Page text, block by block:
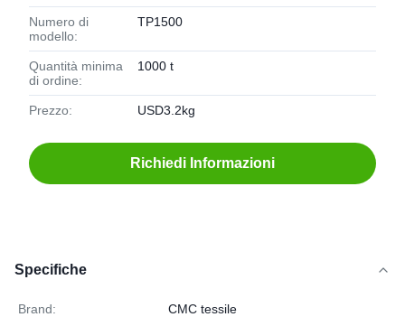
Numero di
modello:
TP1500
Quantità minima
di ordine:
1000 t
Prezzo: USD3.2kg
Richiedi Informazioni
Specifiche
Brand: CMC tessile